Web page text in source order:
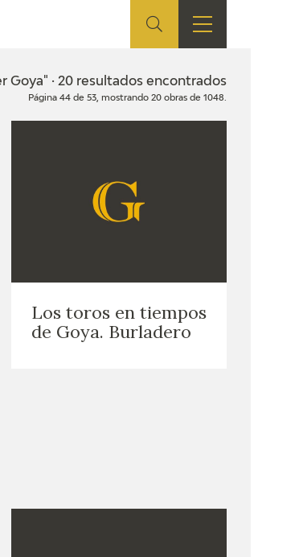
EDUCA
FICHAS ARASAAC
Goya" · 20 resultados encontrados
Página 44 de 53, mostrando 20 obras de 1048.
Los toros en tiempos
de Goya. Burladero